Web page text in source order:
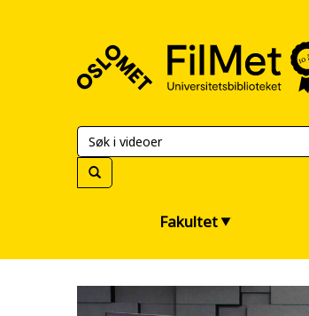
Universitetsbiblioteket
Fakultet